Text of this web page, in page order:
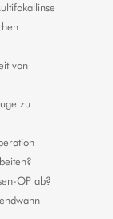
von
zu
OP ab?